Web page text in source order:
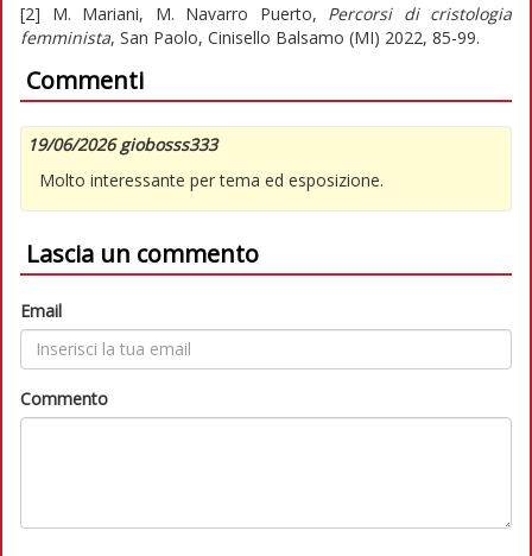
[2] M. Mariani, M. Navarro Puerto, Percorsi di cristologia
femminista, San Paolo, Cinisello Balsamo (MI) 2022, 85-99.
Commenti
19/06/2026 giobosss333
Molto interessante per tema ed esposizione.
Lascia un commento
Email
Commento